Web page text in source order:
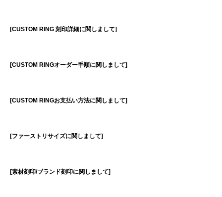
[CUSTOM RING 刻印詳細に関しまして]
[CUSTOM RINGオーダー手順に関しまして]
[CUSTOM RINGお支払い方法に関しまして]
[ファーストリサイズに関しまして]
[素材刻印/ブランド刻印に関しまして]